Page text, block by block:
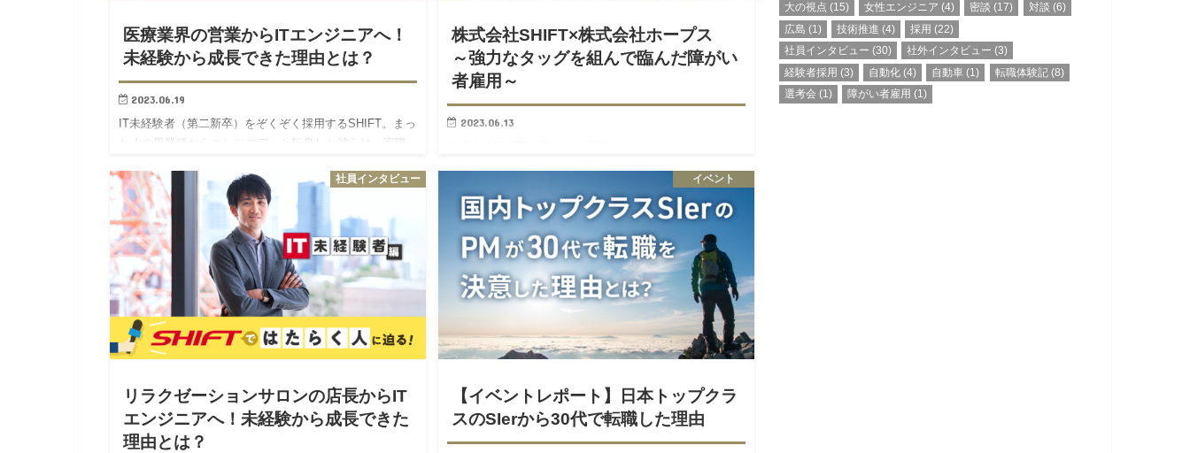
医療業界の営業からITエンジニアへ！
未経験から成長できた理由とは？
2023.06.19
IT未経験者（第二新卒）をぞくぞく採用するSHIFT。まっ
たくの異業種からエンジニアへと転身した彼らは、実際
ある、想いや経験に迫ります！ 松澤 株式会社SHIFT サー
ビ…
株式会社SHIFT×株式会社ホープス
～強力なタッグを組んで臨んだ障がい
者雇用～
2023.06.13
がい者雇用のサポートをするという試みがなされまし
た。 結果として、プロジェクトのキックオフから2ヶ月弱
という短期間で…
社員インタビュー
リラクゼーションサロンの店長からIT
エンジニアへ！未経験から成長できた
理由とは？
イベント
【イベントレポート】日本トップクラ
スのSIerから30代で転職した理由
大の視点 (15) 女性エンジニア (4) 密談 (17) 対談 (6)
広島 (1) 技術推進 (4) 採用 (22)
社員インタビュー (30) 社外インタビュー (3)
経験者採用 (3) 自動化 (4) 自動車 (1) 転職体験記(8)
選考会 (1) 障がい者雇用 (1)